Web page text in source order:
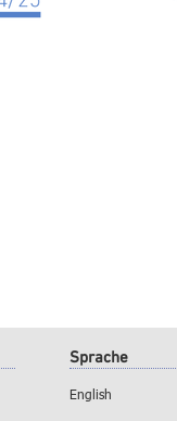
Sprache
English